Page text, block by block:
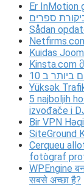
Er InMotion
Sådan
Kuidas
Kinsta.com
Yüksək
5 najboljih
izvođače i
Bir VPN
SiteGround
Cerqueu
fotògraf
WPEngine
सबसे अच्छा है?